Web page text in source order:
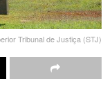
Tribunal de Justiça (STJ)